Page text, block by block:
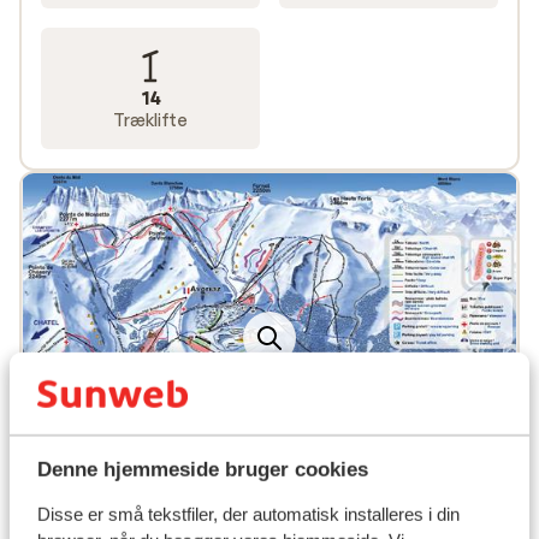
Denne hjemmeside bruger cookies
Disse er små tekstfiler, der automatisk installeres i din
adgang til alle destinationens 79 pister. Til øvende
skiløbere anbefales det dog at købe det udvidede
liftkort, som giver adgang til alle 650 pistekilometer i
for fantastisk skiløb.
Se alle voresskiferier til Frankrig.
14
Træklifte
Top destinationer